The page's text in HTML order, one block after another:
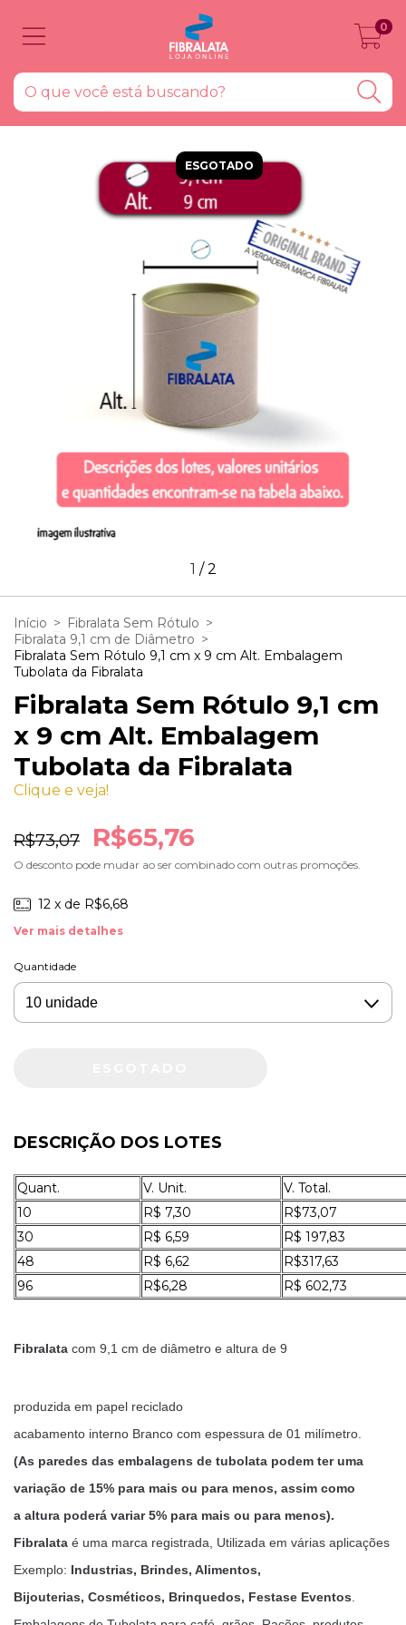
0
ESGOTADO
1 /2
Início > Fibralata Sem Rótulo >
Fibralata 9,1 cm de Diâmetro >
Fibralata Sem Rótulo 9,1 cm x 9 cm Alt. Embalagem
Tubolata da Fibralata
Fibralata Sem Rótulo 9,1 cm
x 9 cm Alt. Embalagem
Tubolata da Fibralata
Clique e veja!
R$73,07 R$65,76
O desconto pode mudar ao ser combinado com outras promoções.
12 x de R$6,68
Ver mais detalhes
Quantidade
DESCRIÇÃO DOS LOTES
Quant. V. Unit.
V. Total.
10
R$ 7,30
R$73,07
30
R$ 6,59
R$ 197,83
48
R$ 6,62
R$317,63
96
R$6,28 R$ 602,73
Fibralata com 9,1 cm de diâmetro e altura de 9
produzida em papel reciclado
acabamento interno Branco com espessura de 01 milímetro.
(As paredes das embalagens de tubolata podem ter uma
variação de 15% para mais ou para menos, assim como
a altura poderá variar 5% para mais ou para menos).
Fibralata é uma marca registrada, Utilizada em várias aplicações
Exemplo: Industrias, Brindes, Alimentos,
Bijouterias, Cosméticos, Brinquedos, Festase Eventos